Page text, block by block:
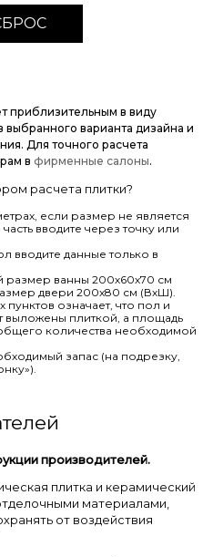
приблизительным в виду
варианта дизайна и
Для точного расчета
в фирменные салоны.
расчета плитки?
если размер не является
вводите через точку или
вводите данные только в
размер ванны 200х60х70 см
двери 200х80 см (ВхШ).
пунктов означает, что пол и
выложены плиткой, а площадь
количества необходимой
запас (на подрезку,
производителей.
плитка и керамический
материалами,
от воздействия